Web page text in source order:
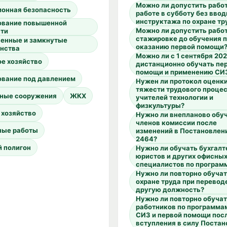
безопасность
повышенной
и замкнутые
хозяйство
под давлением
сооружения ЖКХ
работы
полигон
Можно ли допустить
работе в субботу без
инструктажа по охране
Можно ли допустить
стажировке до обучения
оказанию первой помощи?
Можно ли с 1 сентября
дистанционно обучать
помощи и применению
Нужен ли протокол
тяжести трудового
учителей технологии и
физкультуры?
Нужно ли внепланово
членов комиссии после
изменений в
2464?
Нужно ли обучать
юристов и других офисных
специалистов по
Нужно ли повторно
охране труда при
другую должность?
Нужно ли повторно
работников по
СИЗ и первой помощи
вступления в силу